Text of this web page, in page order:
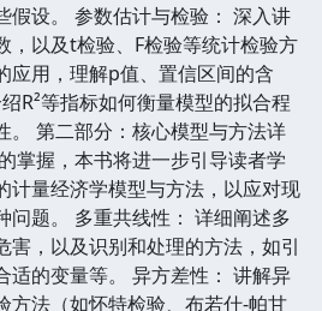
假设。 参数估计与检验： 深入讲
，以及t检验、F检验等统计检验方
应用，理解p值、置信区间的含
R²等指标如何衡量模型的拟合程
。 第二部分：核心模型与方法详
掌握，本书将进一步引导读者学
计量经济学模型与方法，以应对现
问题。 多重共线性： 详细阐述多
害，以及识别和处理的方法，如引
适的变量等。 异方差性： 讲解异
方法（如怀特检验、布若什-帕甘